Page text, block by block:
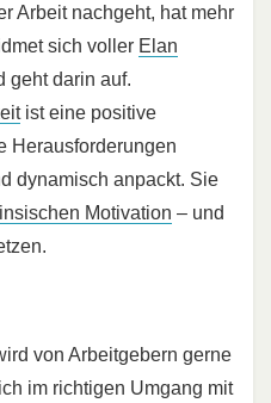
Arbeit nachgeht, hat mehr
sich voller Elan
geht darin auf.
ist eine positive
Herausforderungen
dynamisch anpackt. Sie
Motivation – und
von Arbeitgebern gerne
im richtigen Umgang mit